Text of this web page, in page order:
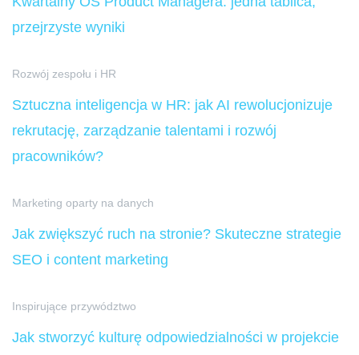
przejrzyste wyniki
Rozwój zespołu i HR
Sztuczna inteligencja w HR: jak AI rewolucjonizuje
rekrutację, zarządzanie talentami i rozwój
pracowników?
Marketing oparty na danych
Jak zwiększyć ruch na stronie? Skuteczne strategie
SEO i content marketing
Inspirujące przywództwo
Jak stworzyć kulturę odpowiedzialności w projekcie